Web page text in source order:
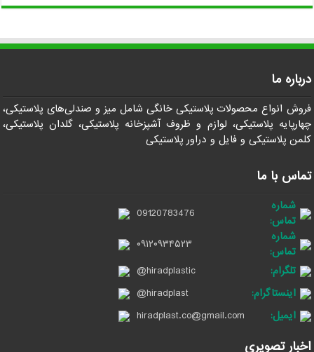
درباره ما
فروش انواع محصولات پلاستیکی خانگی شامل میز و صندلی‌های پلاستیکی،
چهارپایه پلاستیکی، لوازم و ظروف آشپزخانه پلاستیکی، گلدان پلاستیکی،
کلمن پلاستیکی و فایل و دراور پلاستیکی
تماس با ما
شماره
تماس:
09120783476
شماره
تماس:
۰۹۱۲۰۹۳۴۵۲۳
تلگرام:
@hiradplastic
اینستاگرام:
@hiradplast
ایمیل:
hiradplast.co@gmail.com
اخبار تصویری